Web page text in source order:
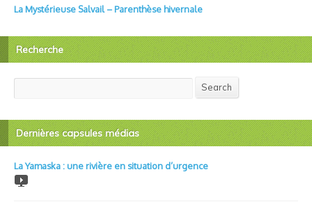
La Mystérieuse Salvail – Parenthèse hivernale
Recherche
Search
Dernières capsules médias
La Yamaska : une rivière en situation d’urgence